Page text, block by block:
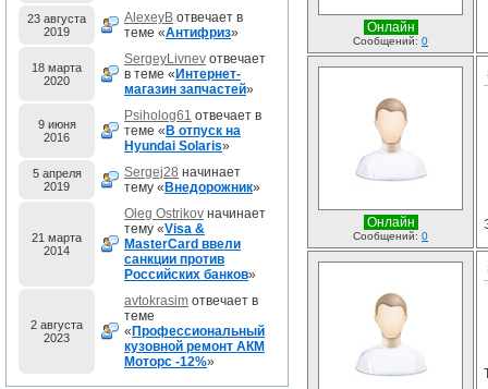
23 августа
2019
AlexeyB отвечает в
теме «Антифриз»
18 марта
2020
SergeyLivnev отвечает
в теме « Интернет-
магазин запчастей»
9 июня
2016
Psiholog61 отвечает в
теме « В отпуск на
Hyundai Solaris»
5 апреля
2019
Sergej28 начинает
тему « Внедорожник»
21 марта
2014
Oleg Ostrikov начинает
тему «Visa &
MasterCard ввели
санкции против
Российских банков»
2 августа
2023
avtokrasim отвечает в
теме
« Профессиональный
кузовной ремонт АКМ
Моторс -12%»
Онлайн
Сообщений: 0
Онлайн
Сообщений: 0